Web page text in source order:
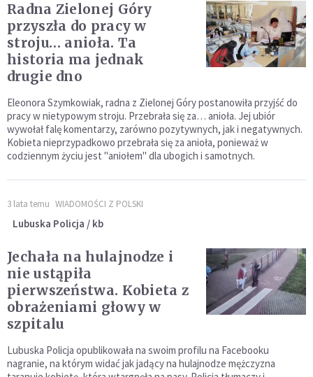
Radna Zielonej Góry
przyszła do pracy w
stroju… anioła. Ta
historia ma jednak
drugie dno
Eleonora Szymkowiak, radna z Zielonej Góry postanowiła przyjść do
pracy w nietypowym stroju. Przebrała się za… anioła. Jej ubiór
wywołał falę komentarzy, zarówno pozytywnych, jak i negatywnych.
Kobieta nieprzypadkowo przebrała się za anioła, ponieważ w
codziennym życiu jest "aniołem" dla ubogich i samotnych.
3 lata temu WIADOMOŚCI Z POLSKI
Lubuska Policja / kb
Jechała na hulajnodze i
nie ustąpiła
pierwszeństwa. Kobieta z
obrażeniami głowy w
szpitalu
Lubuska Policja opublikowała na swoim profilu na Facebooku
nagranie, na którym widać jak jadący na hulajnodze mężczyzna